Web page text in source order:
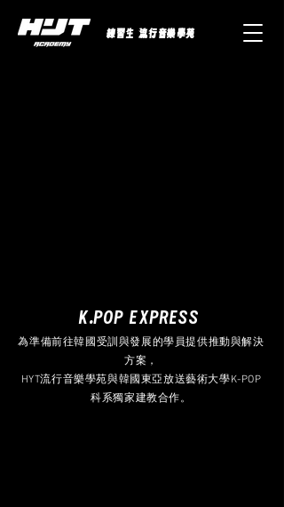
練習生 流行音樂學苑
K.POP EXPRESS
為準備前往韓國受訓與發展的學員提供推動與解決
方案，
HYT流行音樂學苑與韓國東亞放送藝術大學K-POP
科系獨家建教合作。